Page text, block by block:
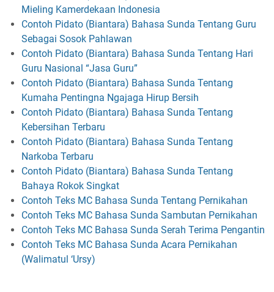
Mieling Kamerdekaan Indonesia
Contoh Pidato (Biantara) Bahasa Sunda Tentang Guru
Sebagai Sosok Pahlawan
Contoh Pidato (Biantara) Bahasa Sunda Tentang Hari
Guru Nasional “Jasa Guru”
Contoh Pidato (Biantara) Bahasa Sunda Tentang
Kumaha Pentingna Ngajaga Hirup Bersih
Contoh Pidato (Biantara) Bahasa Sunda Tentang
Kebersihan Terbaru
Contoh Pidato (Biantara) Bahasa Sunda Tentang
Narkoba Terbaru
Contoh Pidato (Biantara) Bahasa Sunda Tentang
Bahaya Rokok Singkat
Contoh Teks MC Bahasa Sunda Tentang Pernikahan
Contoh Teks MC Bahasa Sunda Sambutan Pernikahan
Contoh Teks MC Bahasa Sunda Serah Terima Pengantin
Contoh Teks MC Bahasa Sunda Acara Pernikahan
(Walimatul ‘Ursy)